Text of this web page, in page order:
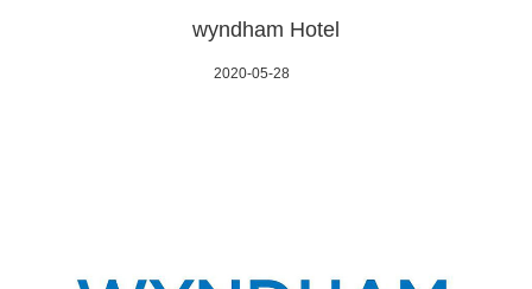
wyndham Hotel
2020-05-28